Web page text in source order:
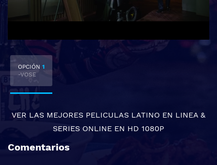
OPCIÓN 1
-VOSE
VER LAS MEJORES PELICULAS LATINO EN LINEA &
SERIES ONLINE EN HD 1080P
Comentarios